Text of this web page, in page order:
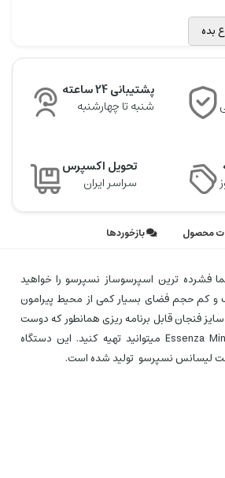
بده
پشتیبانی 24 ساعته
شنبه تا چهارشنبه
تحویل اکسپرس
سراسر ایران
محصول بازخوردها
فشرده ترین اسپرسوساز نسپرسو را خواهید
کم حجم فضای بسیار کمی از محیط پیرامون
فنجان قابل برنامه ریزی همانطور که دوست
دارید توسط قهوه ساز Essenza Mini میتوانید تهیه کنید. این دستگاه
لیسانس نسپرسو تولید شده است.